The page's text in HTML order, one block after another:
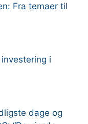
Fra temaer til
i
dage og